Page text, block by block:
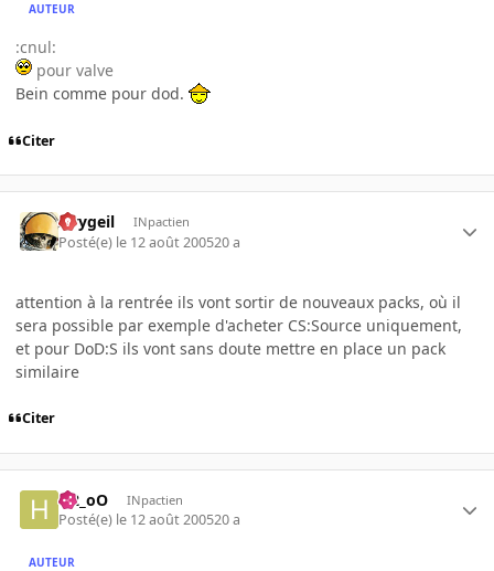
AUTEUR
:cnul:
pour valve
Bein comme pour dod.
Citer
Avygeil INpactien
Posté(e) le 12 août 200520 a
attention à la rentrée ils vont sortir de nouveaux packs, où il
sera possible par exemple d'acheter CS:Source uniquement,
et pour DoD:S ils vont sans doute mettre en place un pack
similaire
Citer
H2_oO INpactien
Posté(e) le 12 août 200520 a
AUTEUR